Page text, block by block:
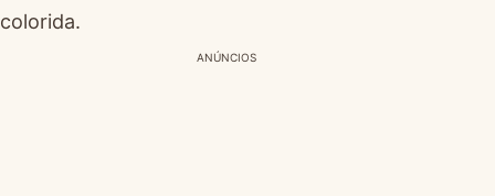
colorida.
ANÚNCIOS